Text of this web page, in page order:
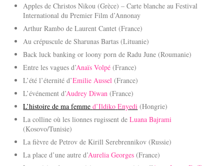
Apples de Christos Nikou (Grèce) – Carte blanche au Festival
International du Premier Film d’Annonay
Arthur Rambo de Laurent Cantet (France)
Au crépuscule de Sharunas Bartas (Lituanie)
Back luck banking or loony porn de Radu June (Roumanie)
Entre les vagues d’Anaïs Volpé (France)
L’été l’éternité d’Emilie Aussel (France)
L’événement d’Audrey Diwan (France)
L’histoire de ma femmed’Ildiko Enyedi (Hongrie)
La colline où les lionnes rugissent deLuana Bajrami
(Kosovo/Tunisie)
La fièvre de Petrov de Kirill Serebrennikov (Russie)
La place d’une autre d’Aurelia Georges (France)